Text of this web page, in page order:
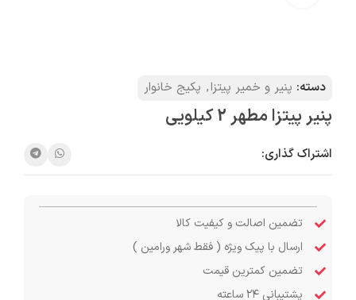
دسته: پنیر و خمیر پیتزا, پکیج خانوار
پنیر پیتزا مطهر 2 کیلویی
اشتراک گذاری:
تضمین اصالت و کیفیت کالا
ارسال با پیک ویژه ( فقط شهر ورامین )
تضمین کمترین قیمت
پشتیبانی ۲۴ ساعته